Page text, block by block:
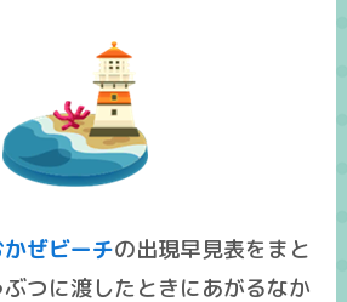
かぜビーチの出現早見表をまと
つに渡したときにあがるなか